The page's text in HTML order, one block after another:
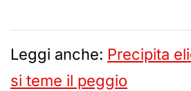
Leggi anche: Precipita
si teme il peggio